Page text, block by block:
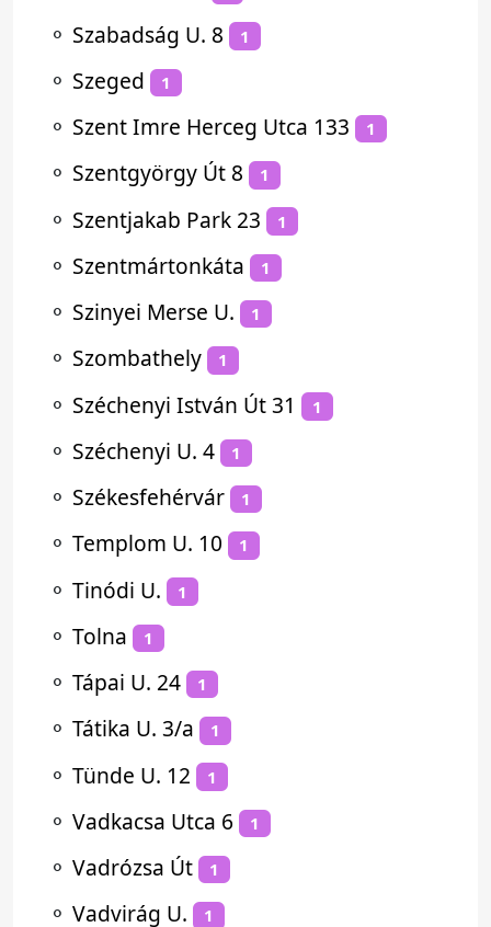
⚬ Szabadság U. 8 1
⚬ Szeged 1
⚬ Szent Imre Herceg Utca 133 1
⚬ Szentgyörgy Út 8 1
⚬ Szentjakab Park 23 1
⚬ Szentmártonkáta 1
⚬ Szinyei Merse U. 1
⚬ Szombathely 1
⚬ Széchenyi István Út 31 1
⚬ Széchenyi U. 4 1
⚬ Székesfehérvár 1
⚬ Templom U. 10 1
⚬ Tinódi U. 1
⚬ Tolna 1
⚬ Tápai U. 24 1
⚬ Tátika U. 3/a 1
⚬ Tünde U. 12 1
⚬ Vadkacsa Utca 6 1
⚬ Vadrózsa Út 1
⚬ Vadvirág U. 1